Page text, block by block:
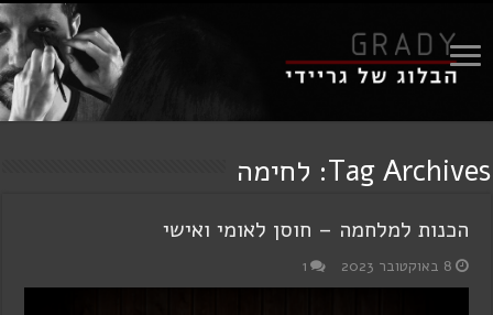
Tag Archives: לחימה
הכנות למלחמה – חוסן לאומי ואישי
8 באוקטובר 2023 1